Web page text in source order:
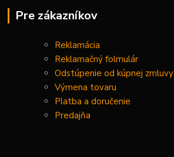
Pre zákazníkov
Reklamácia
Reklamačný folmulár
Odstúpenie od kúpnej zmluvy
Výmena tovaru
Platba a doručenie
Predajňa